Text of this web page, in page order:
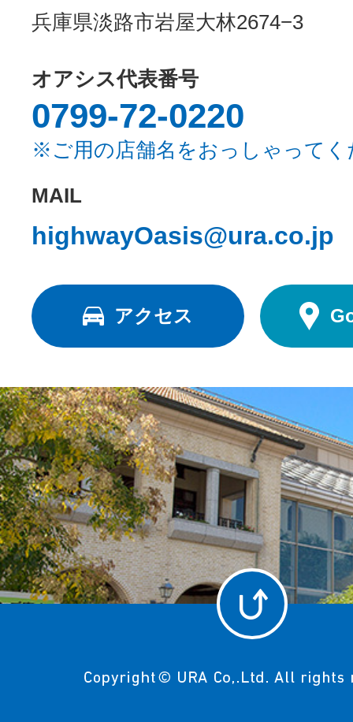
兵庫県淡路市岩屋大林2674−3
オアシス代表番号
0799-72-0220
※ご用の店舗名をおっしゃってく
MAIL
highwayOasis@ura.co.jp
アクセス